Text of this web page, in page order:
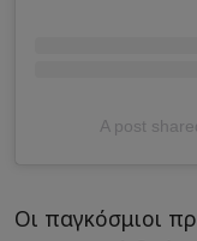
A post
Οι παγκόσμιοι